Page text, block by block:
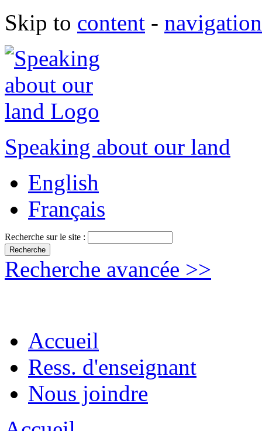
Skip to content - navigation
Speaking about our land
English
Français
Recherche sur le site :
Recherche avancée >>
Accueil
Ress. d'enseignant
Nous joindre